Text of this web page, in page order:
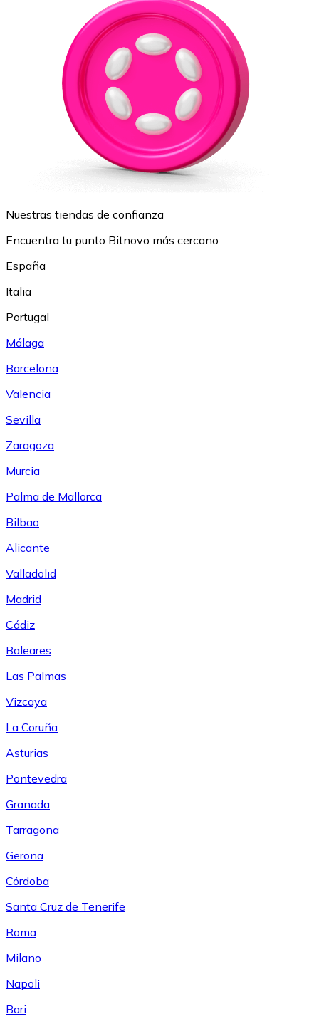
Nuestras tiendas de confianza
Encuentra tu punto Bitnovo más cercano
España
Italia
Portugal
Málaga
Barcelona
Valencia
Sevilla
Zaragoza
Murcia
Palma de Mallorca
Bilbao
Alicante
Valladolid
Madrid
Cádiz
Baleares
Las Palmas
Vizcaya
La Coruña
Asturias
Pontevedra
Granada
Tarragona
Gerona
Córdoba
Santa Cruz de Tenerife
Roma
Milano
Napoli
Bari